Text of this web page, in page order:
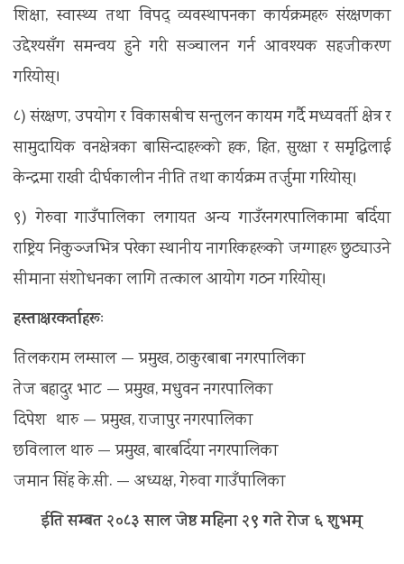
शिक्षा, स्वास्थ्य तथा विपद् व्यवस्थापनका कार्यक्रमहरू संरक्षणका
उद्देश्यसँग समन्वय हुने गरी सञ्चालन गर्न आवश्यक सहजीकरण
गरियोस्।
८) संरक्षण, उपयोग र विकासबीच सन्तुलन कायम गर्दै मध्यवर्ती क्षेत्र र
सामुदायिक वनक्षेत्रका बासिन्दाहरूको हक, हित, सुरक्षा र समृद्धिलाई
केन्द्रमा राखी दीर्घकालीन नीति तथा कार्यक्रम तर्जुमा गरियोस्।
९) गेरुवा गाउँपालिका लगायत अन्य गाउँरनगरपालिकामा बर्दिया
राष्ट्रिय निकुञ्जभित्र परेका स्थानीय नागरिकहरूको जग्गाहरू छुट्याउने
सीमाना संशोधनका लागि तत्काल आयोग गठन गरियोस्।
हस्ताक्षरकर्ताहरूः
तिलकराम लम्साल — प्रमुख, ठाकुरबाबा नगरपालिका
तेज बहादुर भाट — प्रमुख, मधुवन नगरपालिका
दिपेश थारु — प्रमुख, राजापुर नगरपालिका
छविलाल थारु — प्रमुख, बारबर्दिया नगरपालिका
जमान सिंह के.सी. — अध्यक्ष, गेरुवा गाउँपालिका
ईति सम्बत २०८३ साल जेष्ठ महिना २९ गते रोज ६ शुभम्